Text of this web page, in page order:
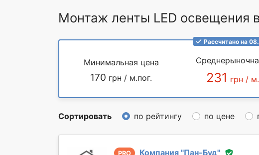
Монтаж ленты LED освещения
Рассчитано на
Минимальная цена
170 грн / м.пог. 231 грн /
Сортировать по рейтингу по цене
PRO Компания "Пан-Буд"